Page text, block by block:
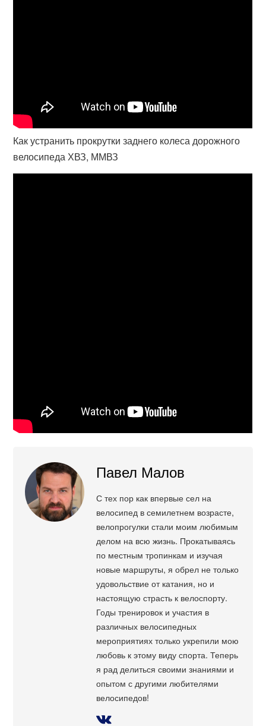
Как устранить прокрутки заднего колеса дорожного
велосипеда ХВЗ, ММВЗ
Павел Малов
С тех пор как впервые сел на
велосипед в семилетнем возрасте,
велопрогулки стали моим любимым
делом на всю жизнь. Прокатываясь
по местным тропинкам и изучая
новые маршруты, я обрел не только
удовольствие от катания, но и
настоящую страсть к велоспорту.
Годы тренировок и участия в
различных велосипедных
мероприятиях только укрепили мою
любовь к этому виду спорта. Теперь
я рад делиться своими знаниями и
опытом с другими любителями
велосипедов!